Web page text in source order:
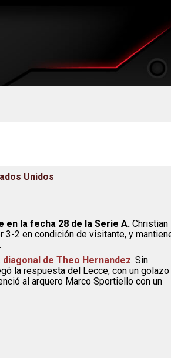
Unidos
la fecha 28 de la Serie A. Christian
2 en condición de visitante, y
de Theo Hernandez. Sin
la respuesta del Lecce, con un golazo
al arquero Marco Sportiello con un